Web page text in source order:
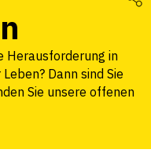
Herausforderung in
Dann sind Sie
Sie unsere offenen